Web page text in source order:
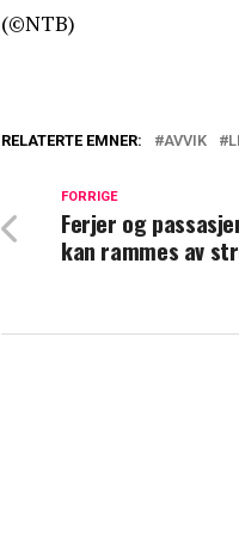
(©NTB)
RELATERTE EMNER: AVVIK
FORRIGE
Ferjer og
kan rammes av